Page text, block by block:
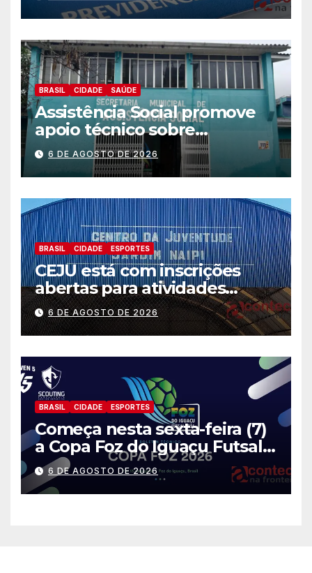
BRASIL CIDADE SAÚDE
Assistência Social promove
apoio técnico sobre
preparação e resposta a
situações de emergência e
calamidade pública
6 DE AGOSTO DE 2026
BRASIL CIDADE ESPORTES
CEJU está com inscrições
abertas para atividades
gratuitas
6 DE AGOSTO DE 2026
BRASIL CIDADE ESPORTES
Começa nesta sexta-feira (7)
a Copa Foz do Iguaçu Futsal
2026 com equipes de quatro
países
6 DE AGOSTO DE 2026